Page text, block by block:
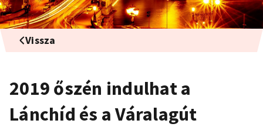
Vissza
2019 őszén indulhat a
Lánchíd és a Váralagút